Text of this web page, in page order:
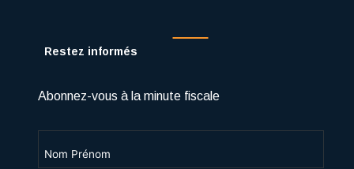
Restez informés
Abonnez-vous à la minute fiscale